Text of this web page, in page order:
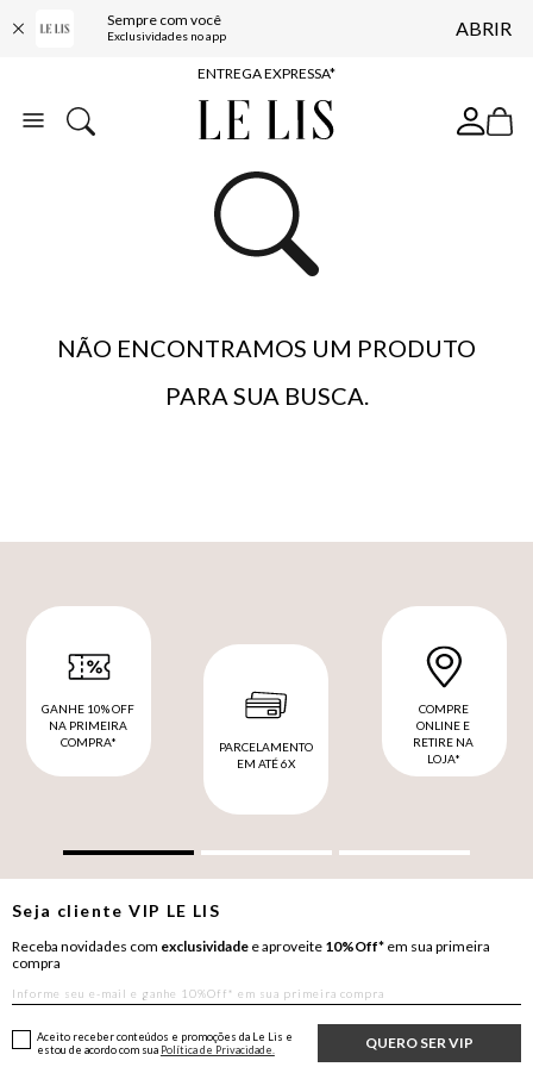
Sempre com você
Exclusividades no app ABRIR
COMPRE ONLINE E RETIRE EM LOJA*
ENTREGA EXPRESSA*
FRETE GRÁTIS*
10% OFF NA PRIMEIRA COMPRA*
NÃO ENCONTRAMOS UM PRODUTO
PARA SUA BUSCA.
GANHE 10% OFF
NA PRIMEIRA
COMPRA*
PARCELAMENTO
EM ATÉ 6X
COMPRE
ONLINE E
RETIRE NA
LOJA*
Seja clienteVIP LE LIS
Receba novidades com exclusividade e aproveite 10%Off* em sua primeira
compra
QUERO SER VIP
Aceito receber conteúdos e promoções da Le Lis e
estou de acordo com sua Política de Privacidade.